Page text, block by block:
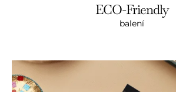
ECO-Friendly
balení